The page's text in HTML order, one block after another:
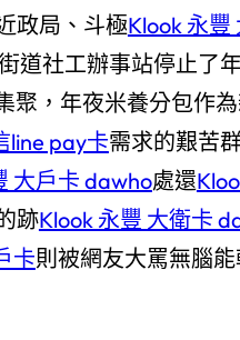
政局、斗極Klook 永豐
道社工辦事站停止了
聚，年夜米養分包作
line pay卡需求的艱苦
大戶卡 dawho處還
跡Klook 永豐 大衛卡
卡則被網友大罵無腦